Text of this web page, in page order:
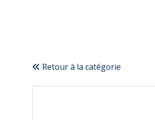
Retour à la catégorie